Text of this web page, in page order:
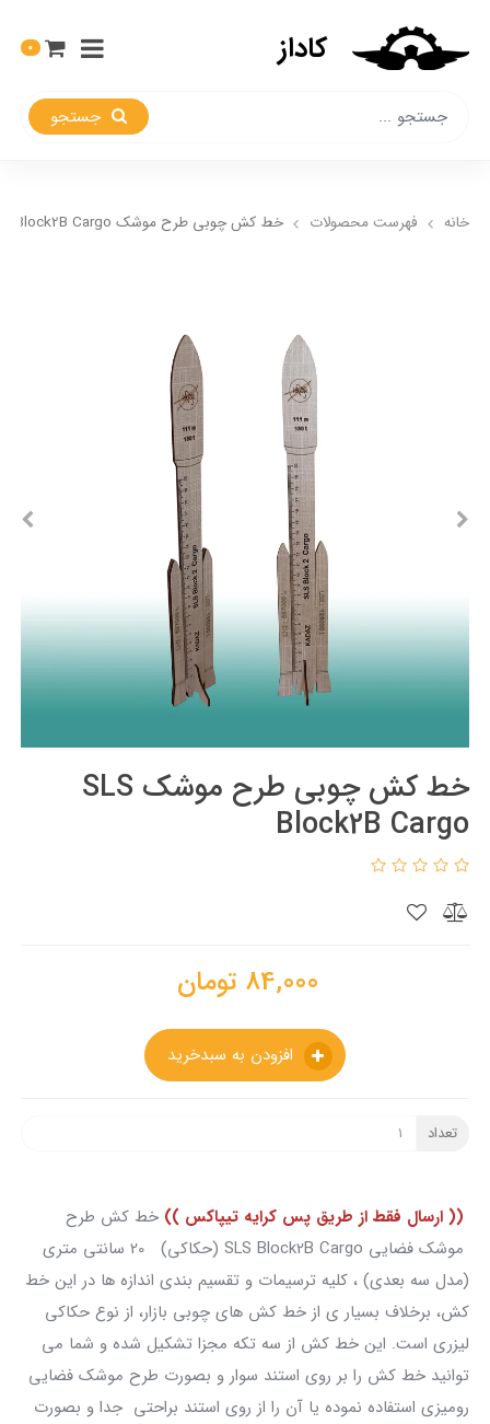
کاداز 0
خانه فهرست محصولات خط کش چوبی طرح موشک SLS Block2B Cargo
خط کش چوبی طرح موشک SLS
Block2B Cargo
84,000 تومان
تعداد
(( ارسال فقط از طریق پس کرایه تیپاکس )) خط کش طرح
موشک فضایی SLS Block2B Cargo (حکاکی) 20 سانتی متری
(مدل سه بعدی) ، کلیه ترسیمات و تقسیم بندی اندازه ها در این خط
کش، برخلاف بسیار ی از خط کش های چوبی بازار، از نوع حکاکی
لیزری است. این خط کش از سه تکه مجزا تشکیل شده و شما می
توانید خط کش را بر روی استند سوار و بصورت طرح موشک فضایی
رومیزی استفاده نموده یا آن را از روی استند براحتی جدا و بصورت